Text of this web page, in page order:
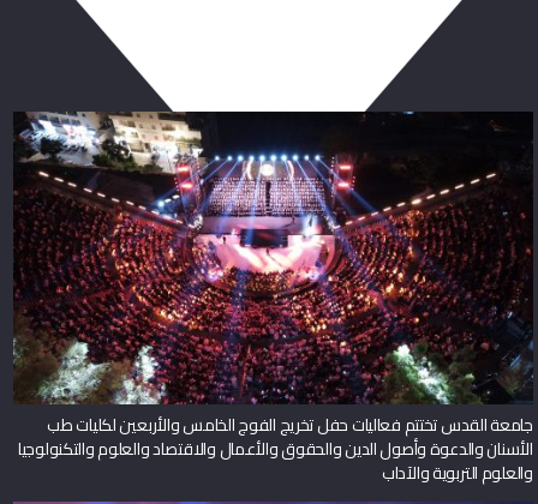
جامعة القدس تختتم فعاليات حفل تخريج الفوج الخامس والأربعين لكليات طب
الأسنان والدعوة وأصول الدين والحقوق والأعمال والاقتصاد والعلوم والتكنولوجيا
والعلوم التربوية والآداب